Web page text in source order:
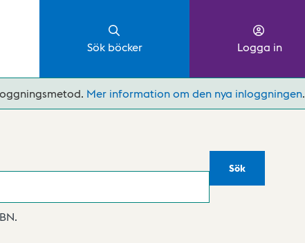
Sök böcker Logga in
Mer information om den nya inloggningen.
Sök